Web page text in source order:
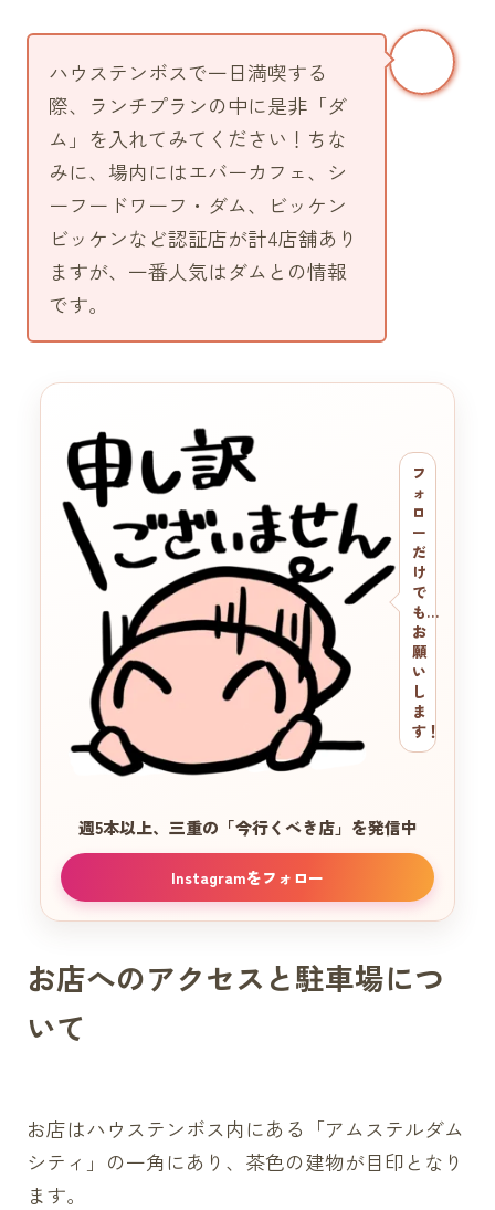
ハウステンボスで一日満喫する
際、ランチプランの中に是非「ダ
ム」を入れてみてください！ちな
みに、場内にはエバーカフェ、シ
ーフードワーフ・ダム、ビッケン
ビッケンなど認証店が計4店舗あり
ますが、一番人気はダムとの情報
です。
フ
ォ
ロ
ー
だ
け
で
も…
お
願
い
し
ま
す！
週5本以上、三重の 「今行くべき店」を発信中
Instagramをフォロー
お店へのアクセスと駐車場につ
いて
お店はハウステンボス内にある「アムステルダム
シティ」の一角にあり、茶色の建物が目印となり
ます。